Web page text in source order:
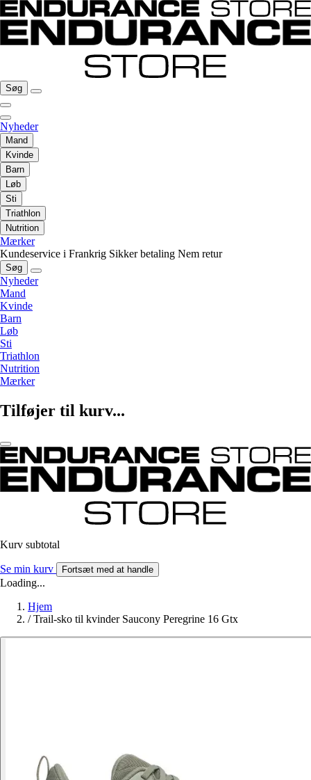
Søg
Nyheder
Mand
Kvinde
Barn
Løb
Sti
Triathlon
Nutrition
Mærker
Kundeservice i Frankrig Sikker betaling Nem retur
Søg
Nyheder
Mand
Kvinde
Barn
Løb
Sti
Triathlon
Nutrition
Mærker
Tilføjer til kurv...
Kurv subtotal
Se min kurv Fortsæt med at handle
Loading...
Hjem
/ Trail-sko til kvinder Saucony Peregrine 16 Gtx